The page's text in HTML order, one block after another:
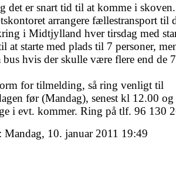
det er snart tid til at komme i skoven.
arrangere fællestransport til
i Midtjylland hver tirsdag med
at starte med plads til 7 personer,
bus hvis der skulle være flere end de
for tilmelding, så ring venligt til
før (Mandag), senest kl 12.00 og
i evt. kommer. Ring på tlf. 96 130
Mandag, 10. januar 2011 19:49